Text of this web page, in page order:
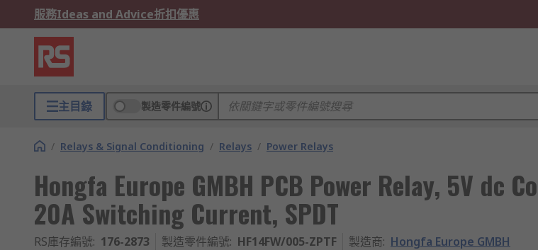
服務Ideas and Advice折扣優惠
主目錄 製造零件編號
/ Relays & Signal Conditioning / Relays / Power Relays
Hongfa Europe GMBH PCB Power Relay, 5V dc
20A Switching Current, SPDT
RS庫存編號: 176-2873 製造零件編號: HF14FW/005-ZPTF 製造商: Hongfa Europe GMBH